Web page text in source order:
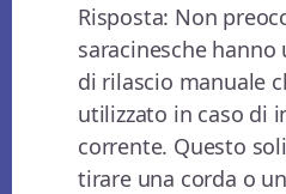
Risposta: Non
saracinesche
di rilascio manuale
utilizzato in caso di
corrente. Questo
tirare una corda o